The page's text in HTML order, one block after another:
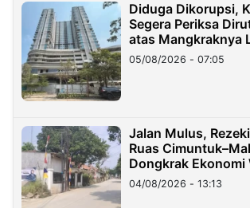
Diduga Dikorupsi,
Segera Periksa
atas Mangkraknya
05/08/2026 - 07:05
Jalan Mulus,
Ruas
Dongkrak Ekonomi
04/08/2026 - 13:13